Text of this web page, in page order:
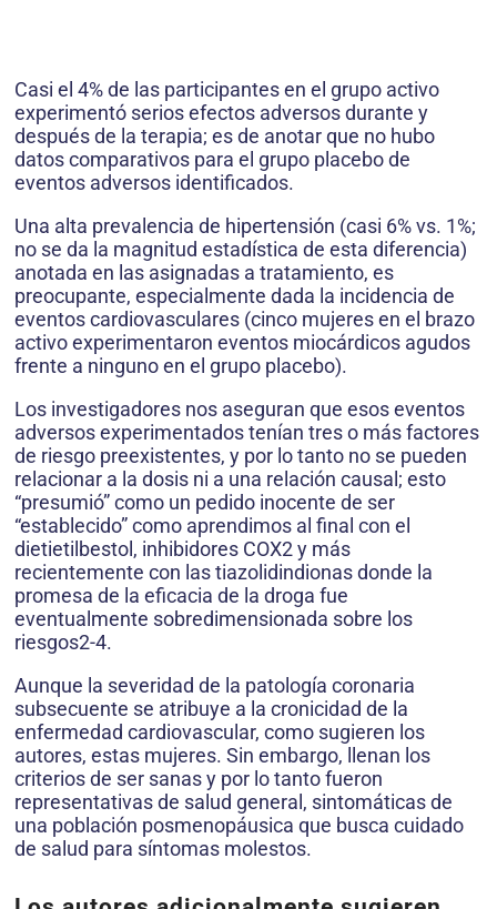
Casi el 4% de las participantes en el grupo activo
experimentó serios efectos adversos durante y
después de la terapia; es de anotar que no hubo
datos comparativos para el grupo placebo de
eventos adversos identificados.
Una alta prevalencia de hipertensión (casi 6% vs. 1%;
no se da la magnitud estadística de esta diferencia)
anotada en las asignadas a tratamiento, es
preocupante, especialmente dada la incidencia de
eventos cardiovasculares (cinco mujeres en el brazo
activo experimentaron eventos miocárdicos agudos
frente a ninguno en el grupo placebo).
Los investigadores nos aseguran que esos eventos
adversos experimentados tenían tres o más factores
de riesgo preexistentes, y por lo tanto no se pueden
relacionar a la dosis ni a una relación causal; esto
“presumió” como un pedido inocente de ser
“establecido” como aprendimos al final con el
dietietilbestol, inhibidores COX2 y más
recientemente con las tiazolidindionas donde la
promesa de la eficacia de la droga fue
eventualmente sobredimensionada sobre los
riesgos2-4.
Aunque la severidad de la patología coronaria
subsecuente se atribuye a la cronicidad de la
enfermedad cardiovascular, como sugieren los
autores, estas mujeres. Sin embargo, llenan los
criterios de ser sanas y por lo tanto fueron
representativas de salud general, sintomáticas de
una población posmenopáusica que busca cuidado
de salud para síntomas molestos.